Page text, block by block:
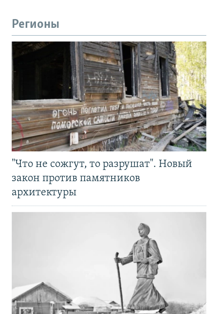
Регионы
"Что не сожгут, то разрушат". Новый
закон против памятников
архитектуры